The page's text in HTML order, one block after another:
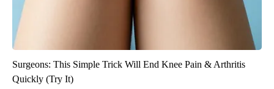
Surgeons: This Simple Trick Will End Knee Pain & Arthritis
Quickly (Try It)